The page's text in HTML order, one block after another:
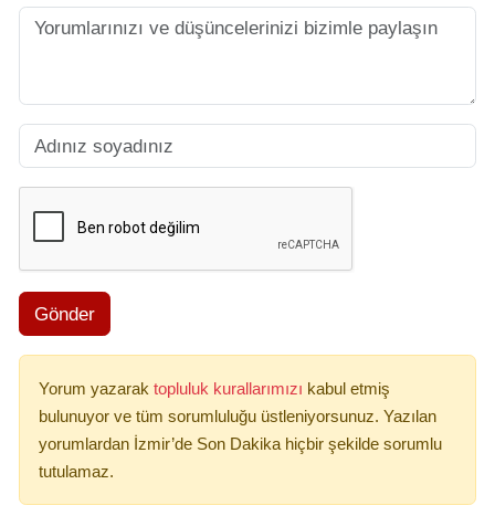
Gönder
Yorum yazarak topluluk kurallarımızı kabul etmiş
bulunuyor ve tüm sorumluluğu üstleniyorsunuz. Yazılan
yorumlardan İzmir’de Son Dakika hiçbir şekilde sorumlu
tutulamaz.